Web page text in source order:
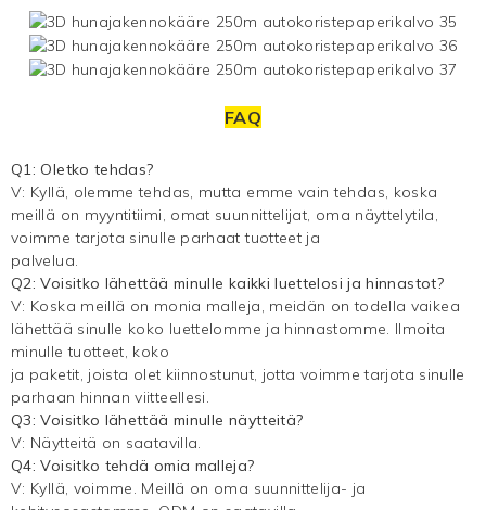
FAQ
Q1: Oletko tehdas?
V: Kyllä, olemme tehdas, mutta emme vain tehdas, koska
meillä on myyntitiimi, omat suunnittelijat, oma näyttelytila,
voimme tarjota sinulle parhaat tuotteet ja
palvelua.
Q2: Voisitko lähettää minulle kaikki luettelosi ja hinnastot?
V: Koska meillä on monia malleja, meidän on todella vaikea
lähettää sinulle koko luettelomme ja hinnastomme. Ilmoita
minulle tuotteet, koko
ja paketit, joista olet kiinnostunut, jotta voimme tarjota sinulle
parhaan hinnan viitteellesi.
Q3: Voisitko lähettää minulle näytteitä?
V: Näytteitä on saatavilla.
Q4: Voisitko tehdä omia malleja?
V: Kyllä, voimme. Meillä on oma suunnittelija- ja